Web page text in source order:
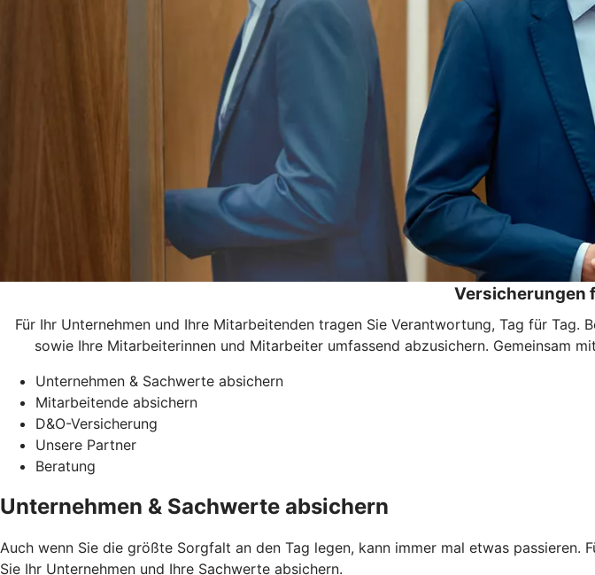
Versicherungen
Für Ihr Unternehmen und Ihre Mitarbeitenden tragen Sie Verantwortung, Tag für Tag.
sowie Ihre Mitarbeiterinnen und Mitarbeiter umfassend abzusichern. Gemeinsam
Unternehmen & Sachwerte absichern
Mitarbeitende absichern
D&O-Versicherung
Unsere Partner
Beratung
Unternehmen & Sachwerte absichern
Auch wenn Sie die größte Sorgfalt an den Tag legen, kann immer mal etwas
Sie Ihr Unternehmen und Ihre Sachwerte absichern.